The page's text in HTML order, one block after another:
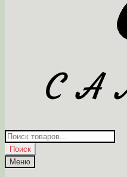
Поиск
товаров
Поиск
Меню